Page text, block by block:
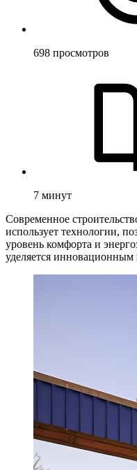
698 просмотров
7 минут
Современное
использует технологии,
уровень комфорта и
уделяется